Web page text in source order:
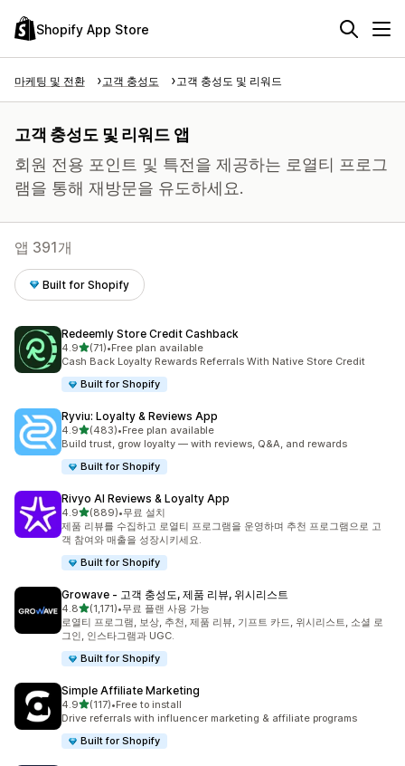
Shopify App Store
마케팅 및 전환 고객 충성도 고객 충성도 및 리워드
고객 충성도 및 리워드 앱
회원 전용 포인트 및 특전을 제공하는 로열티 프로그
램을 통해 재방문을 유도하세요.
앱 391개
Built for Shopify
Redeemly Store Credit Cashback
4.9별 5개 중
(71)
총 리뷰 71개
•Free plan available
Cash Back Loyalty Rewards Referrals With Native Store Credit
Built for Shopify
Ryviu: Loyalty & Reviews App
4.9별 5개 중
(483)
총 리뷰 483개
•Free plan available
Build trust, grow loyalty — with reviews, Q&A, and rewards
Built for Shopify
Rivyo AI Reviews & Loyalty App
4.9별 5개 중
(889)
총 리뷰 889개
•무료 설치
제품 리뷰를 수집하고 로열티 프로그램을 운영하며 추천 프로그램으로 고
객 참여와 매출을 성장시키세요.
Built for Shopify
Growave ‑ 고객 충성도, 제품 리뷰, 위시리스트
4.8별 5개 중
(1,171)
총 리뷰 1171개
•무료 플랜 사용 가능
로열티 프로그램, 보상, 추천, 제품 리뷰, 기프트 카드, 위시리스트, 소셜 로
그인, 인스타그램과 UGC.
Built for Shopify
Simple Affiliate Marketing
4.9별 5개 중
(117)
총 리뷰 117개
•Free to install
Drive referrals with influencer marketing & affiliate programs
Built for Shopify